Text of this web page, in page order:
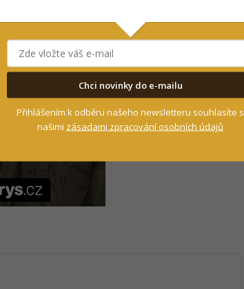
Chci novinky do e-mailu
Přihlášením k odběru našeho newsletteru souhlasíte s
našimi zásadami zpracování osobních údajů